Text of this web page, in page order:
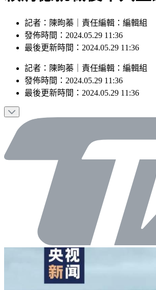
記者：陳昫蓁｜責任編輯：編輯組
發佈時間：2024.05.29 11:36
最後更新時間：2024.05.29 11:36
記者 ： 陳昫蓁 責任編輯 ： 編輯組
發佈時間： 2024.05.29 11:36
最後更新時間： 2024.05.29 11:36